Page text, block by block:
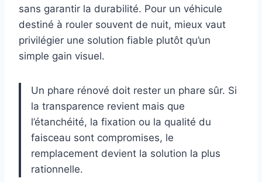
sans garantir la durabilité. Pour un véhicule
destiné à rouler souvent de nuit, mieux vaut
privilégier une solution fiable plutôt qu’un
simple gain visuel.
Un phare rénové doit rester un phare sûr. Si
la transparence revient mais que
l’étanchéité, la fixation ou la qualité du
faisceau sont compromises, le
remplacement devient la solution la plus
rationnelle.